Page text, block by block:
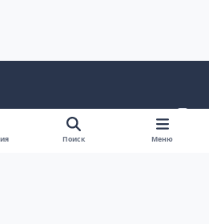
v
k
конфиденциальности
Поиск Меню